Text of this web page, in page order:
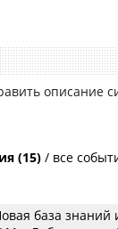
описание
(15) / все
база